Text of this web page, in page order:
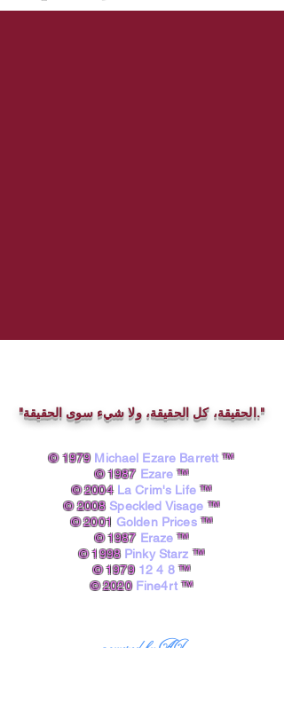
"الحقيقة، كل الحقيقة، ولا شيء سوى الحقيقة."
© 1979 Michael Ezare Barrett ™
© 1987 Ezare ™
© 2004 La Crim's Life ™
© 2008 Speckled Visage ™
© 2001 Golden Prices ™
© 1987 Eraze ™
© 1998 Pinky Starz ™
© 1979 12 4 8 ™
© 2020 Fine4rt ™​
powered by A.I.